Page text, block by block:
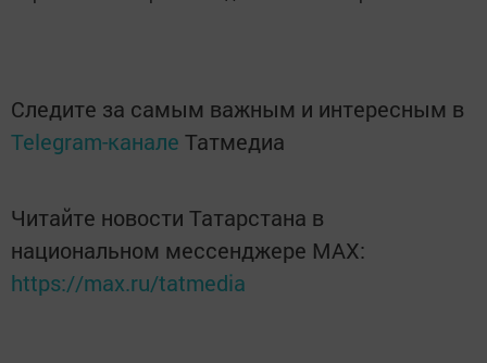
Следите за самым важным и интересным в
Telegram-канале Татмедиа
Читайте новости Татарстана в
национальном мессенджере MАХ:
https://max.ru/tatmedia